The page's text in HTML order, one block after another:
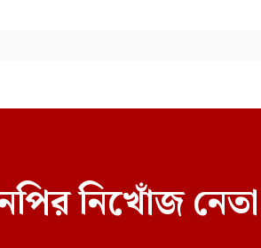
নিখোঁজ নেতা